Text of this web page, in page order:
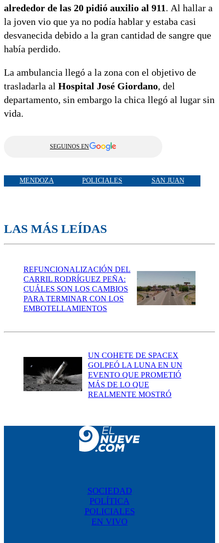
alrededor de las 20 pidió auxilio al 911. Al hallar a
la joven vio que ya no podía hablar y estaba casi
desvanecida debido a la gran cantidad de sangre que
había perdido.
La ambulancia llegó a la zona con el objetivo de
trasladarla al Hospital José Giordano, del
departamento, sin embargo la chica llegó al lugar sin
vida.
SEGUINOS EN
MENDOZA POLICIALES SAN JUAN
LAS MÁS LEÍDAS
REFUNCIONALIZACIÓN DEL
CARRIL RODRÍGUEZ PEÑA:
CUÁLES SON LOS CAMBIOS
PARA TERMINAR CON LOS
EMBOTELLAMIENTOS
UN COHETE DE SPACEX
GOLPEÓ LA LUNA EN UN
EVENTO QUE PROMETIÓ
MÁS DE LO QUE
REALMENTE MOSTRÓ
SOCIEDAD
POLÍTICA
POLICIALES
EN VIVO